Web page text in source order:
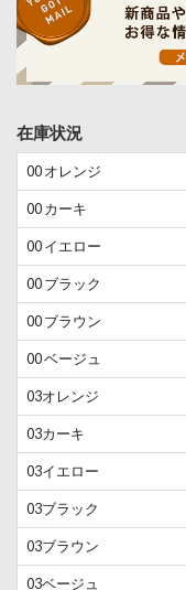
在庫状況
00 オレンジ
00 カーキ
00 イエロー
00 ブラック
00 ブラウン
00 ベージュ
03オレンジ
03カーキ
03イエロー
03ブラック
03ブラウン
03ベージュ